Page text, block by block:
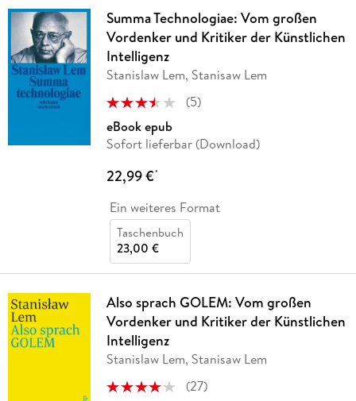
Summa Technologiae: Vom großen
Vordenker und Kritiker der Künstlichen
Intelligenz
Stanislaw Lem, Stanisaw Lem
(5)
eBook epub
Sofort lieferbar (Download)
22,99 €*
Ein weiteres Format
Taschenbuch
23,00 €
Also sprach GOLEM: Vom großen
Vordenker und Kritiker der Künstlichen
Intelligenz
Stanislaw Lem, Stanisaw Lem
(27)